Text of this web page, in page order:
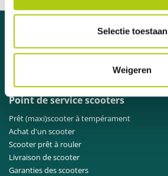
Selectie toestaan
Weigeren
Contacteznotre service clientèle.
Point de service scooters
Prêt (maxi)scooter à tempérament
Achat d'un scooter
Scooter prêt à rouler
Livraison de scooter
Garanties des scooters